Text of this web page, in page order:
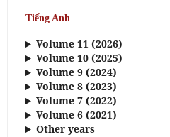
Tiếng Anh
Volume 11 (2026)
Volume 10 (2025)
Volume 9 (2024)
Volume 8 (2023)
Volume 7 (2022)
Volume 6 (2021)
Other years